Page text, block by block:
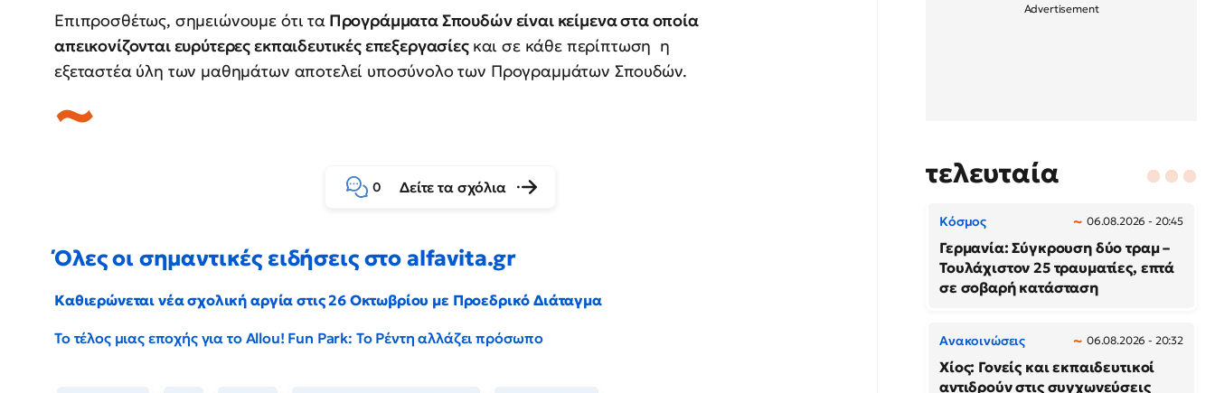
Επιπροσθέτως, σημειώνουμε ότι ταΠρογράμματα Σπουδών είναι κείμενα στα οποία
απεικονίζονται ευρύτερες εκπαιδευτικές επεξεργασίες και σε κάθε περίπτωση η
εξεταστέα ύλη των μαθημάτων αποτελεί υποσύνολο των Προγραμμάτων Σπουδών.
0 Δείτε τα σχόλια
Όλες οι σημαντικές ειδήσεις στο alfavita.gr
Καθιερώνεται νέα σχολική αργία στις 26 Οκτωβρίου με Προεδρικό Διάταγμα
Το τέλος μιας εποχής για το Allou! Fun Park: Το Ρέντη αλλάζει πρόσωπο
τελευταία
Κόσμος 06.08.2026 - 20:45
Γερμανία: Σύγκρουση δύο τραμ –
Τουλάχιστον 25 τραυματίες, επτά
σε σοβαρή κατάσταση
Ανακοινώσεις 06.08.2026 - 20:32
Χίος: Γονείς και εκπαιδευτικοί
αντιδρούν στις συγχωνεύσεις